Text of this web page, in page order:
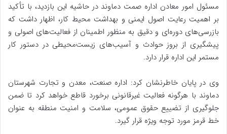
مسئول امور معادن اداره صمت دماوند در حاشیه این بازدید، با تأکید
بر اهمیت رعایت اصول ایمنی و بهداشت محیط کار، اظهار داشت که
بازرسی‌های دوره‌ای و دقیق به منظور اطمینان از فعالیت‌های اصولی و
پیشگیری از بروز حوادث و آسیب‌های زیست‌محیطی در دستور کار
مستمر این اداره قرار دارد.
وی در پایان خاطرنشان کرد: اداره صنعت، معدن و تجارت شهرستان
دماوند با هرگونه فعالیت غیرقانونی برخورد قاطع خواهد کرد تا ضمن
جلوگیری از تضییع حقوق عمومی، سلامت و امنیت منطقه به عنوان
خط قرمز مورد توجه ویژه قرار گیرد.